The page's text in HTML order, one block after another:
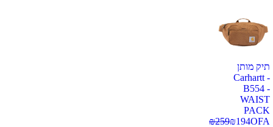
תיק מותן
Carhartt -
B554 -
WAIST
PACK
OFA
₪194
₪259